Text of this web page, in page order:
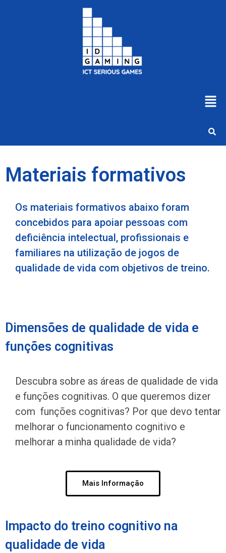
Materiais formativos
Os materiais formativos abaixo foram
concebidos para apoiar pessoas com
deficiência intelectual, profissionais e
familiares na utilização de jogos de
qualidade de vida com objetivos de treino.
Dimensões de qualidade de vida e
funções cognitivas
Descubra sobre as áreas de qualidade de vida
e funções cognitivas. O que queremos dizer
com funções cognitivas? Por que devo tentar
melhorar o funcionamento cognitivo e
melhorar a minha qualidade de vida?
Mais Informação
Impacto do treino cognitivo na
qualidade de vida